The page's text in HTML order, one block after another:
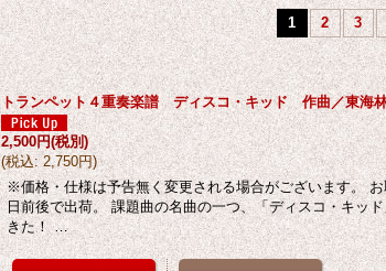
1 2 3
トランペット４重奏楽譜 ディスコ・キッド 作曲／東海
2,500円(税別)
(税込: 2,750円)
※価格・仕様は予告無く変更される場合がございます。
日前後で出荷。 課題曲の名曲の一つ、「ディスコ・キッ
きた！ …